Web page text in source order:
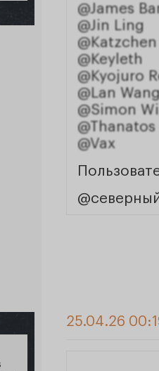
@James
@Jin Ling
@Katzchen
@Keyleth
@Kyojuro
@Lan
@Simon
@Thanatos
@Vax
25.04.26